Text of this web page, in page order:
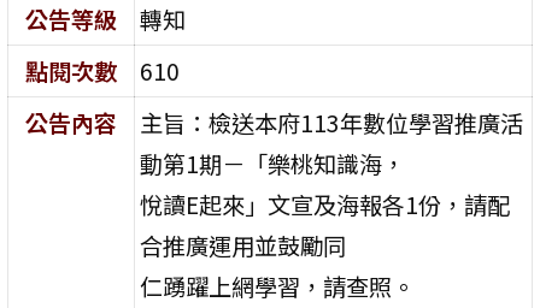
公告等級
轉知
點閱次數
610
公告內容
主旨：檢送本府113年數位學習推廣活
動第1期－「樂桃知識海，
悅讀E起來」文宣及海報各1份，請配
合推廣運用並鼓勵同
仁踴躍上網學習，請查照。